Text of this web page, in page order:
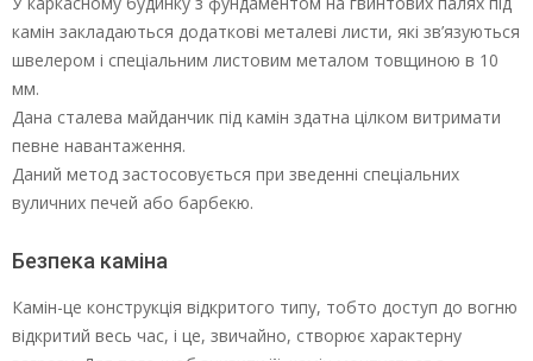
камін закладаються додаткові металеві листи, які зв’язуються
швелером і спеціальним листовим металом товщиною в 10
мм.
Дана сталева майданчик під камін здатна цілком витримати
певне навантаження.
Даний метод застосовується при зведенні спеціальних
вуличних печей або барбекю.
Безпека каміна
Камін-це конструкція відкритого типу, тобто доступ до вогню
відкритий весь час, і це, звичайно, створює характерну